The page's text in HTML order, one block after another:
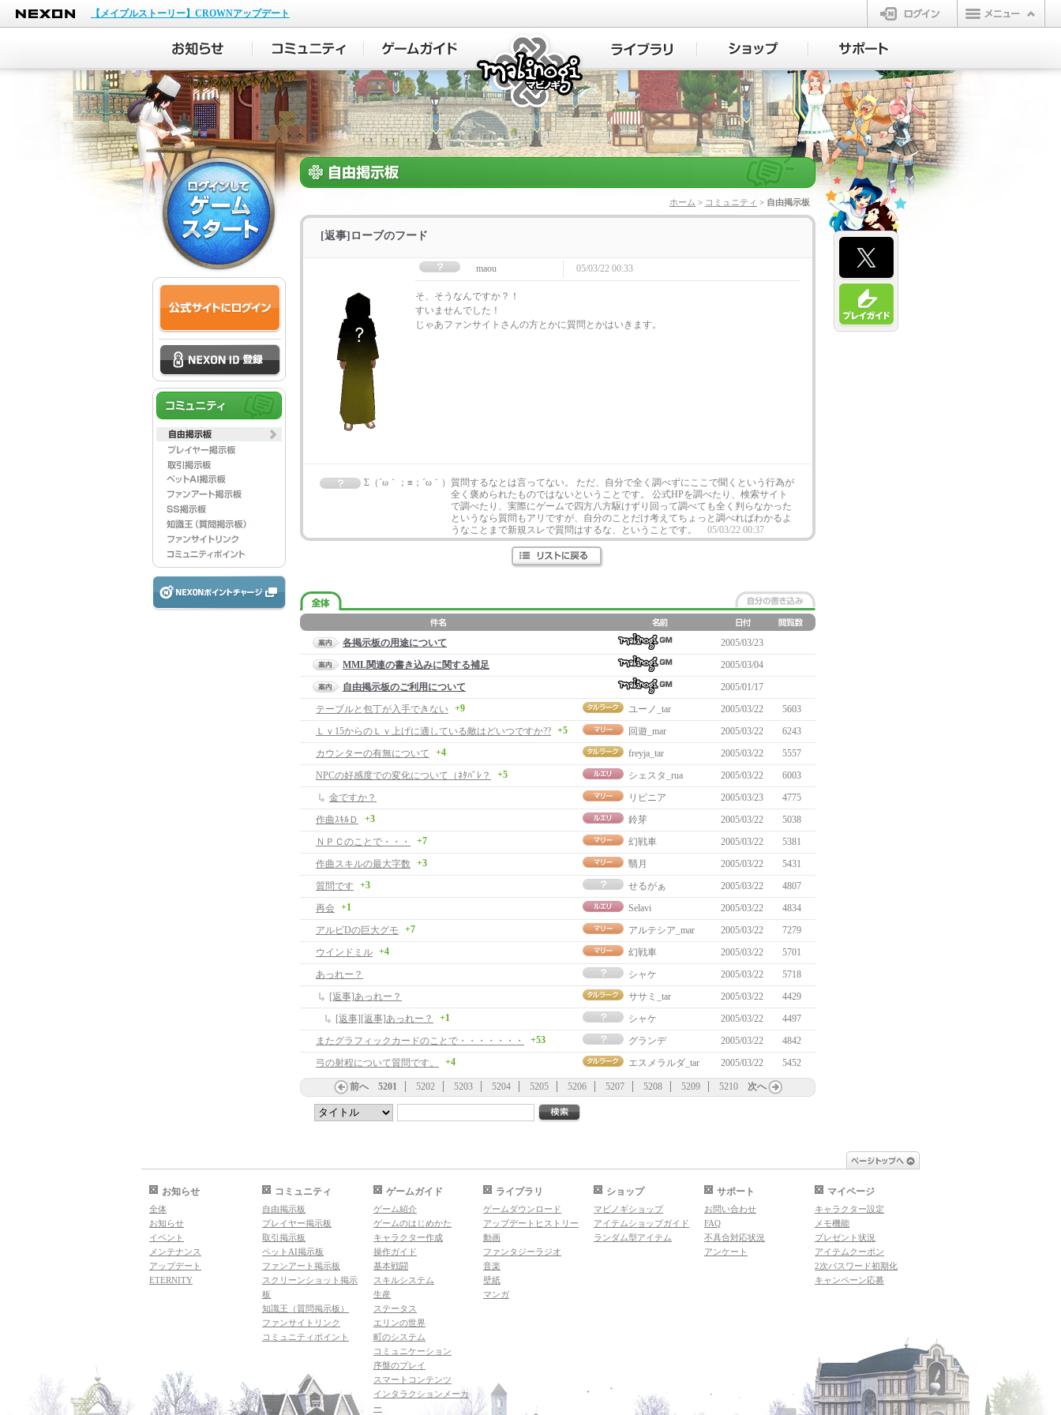
NEXON
【メイプルストーリー】CROWNアップデート
ログイン
マビノギ
ホーム > コミュニティ > 自由掲示板
[返事]ローブのフード
maou 05/03/22 00:33
そ、そうなんですか？！
すいませんでした！
じゃあファンサイトさんの方とかに質問とかはいきます。
Σ（´ω｀；≡；´ω｀） 質問するなとは言ってない。 ただ、自分で全く調べずにここで聞くという行為が
全く褒められたものではないということです。 公式HPを調べたり、検索サイト
で調べたり、実際にゲームで四方八方駆けずり回って調べても全く判らなかった
というなら質問もアリですが、自分のことだけ考えてちょっと調べればわかるよ
うなことまで新規スレで質問はするな、ということです。
05/03/22 00:37
各掲示板の用途について
2005/03/23
MML関連の書き込みに関する補足
2005/03/04
自由掲示板のご利用について
2005/01/17
テーブルと包丁が入手できない +9 ユーノ_tar 2005/03/22
5603
Ｌｖ15からのＬｖ上げに適している敵はどいつですか?? +5 回遊_mar 2005/03/22
6243
カウンターの有無について
+4 freyja_tar 2005/03/22
5557
NPCの好感度での変化について（ﾈﾀﾊﾞﾚ？
+5 シェスタ_rua 2005/03/22
6003
金ですか？
リピニア 2005/03/23
4775
作曲ｽｷﾙＤ
+3 鈴芽 2005/03/22
5038
ＮＰＣのことで・・・
+7 幻戦車 2005/03/22
5381
作曲スキルの最大字数
+3 翳月 2005/03/22
5431
質問です
+3 せるがぁ 2005/03/22
4807
再会 +1 Selavi 2005/03/22
4834
アルビDの巨大グモ
+7 アルテシア_mar 2005/03/22
7279
ウインドミル +4 幻戦車 2005/03/22
5701
あっれー？
シャケ 2005/03/22
5718
[返事]あっれー？
ササミ_tar 2005/03/22
4429
[返事][返事]あっれー？
+1 シャケ 2005/03/22
4497
またグラフィックカードのことで・・・・・・・
+53 グランデ 2005/03/22
4842
弓の射程について質問です。
+4 エスメラルダ_tar 2005/03/22 5452
前へ 5201 5202 5203 5204 5205 5206 5207 5208 5209 5210 次へ
お知らせ
全体
お知らせ
イベント
メンテナンス
アップデート
ETERNITY
コミュニティ
自由掲示板
プレイヤー掲示板
取引掲示板
ペットAI掲示板
ファンアート掲示板
スクリーンショット掲示
板
知識王（質問掲示板）
ファンサイトリンク
コミュニティポイント
ゲームガイド
ゲーム紹介
ゲームのはじめかた
キャラクター作成
操作ガイド
基本戦闘
スキルシステム
生産
ステータス
エリンの世界
町のシステム
コミュニケーション
序盤のプレイ
スマートコンテンツ
インタラクションメーカ
ー
ライブラリ
ゲームダウンロード
アップデートヒストリー
動画
ファンタジーラジオ
音楽
壁紙
マンガ
ショップ
マビノギショップ
アイテムショップガイド
ランダム型アイテム
サポート
お問い合わせ
FAQ
不具合対応状況
アンケート
マイページ
キャラクター設定
メモ機能
プレゼント状況
アイテムクーポン
2次パスワード初期化
キャンペーン応募